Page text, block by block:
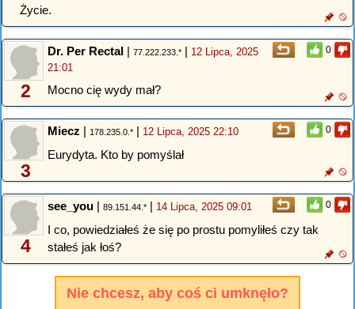
Życie.
0
2
Dr. Per Rectal | 77.222.233.* | 12 Lipca, 2025
21:01
Mocno cię wydy mał?
0
3
Miecz | 178.235.0.* | 12 Lipca, 2025 22:10
Eurydyta. Kto by pomyślał
0
4
see_you | 89.151.44.* | 14 Lipca, 2025 09:01
I co, powiedziałeś że się po prostu pomyliłeś czy tak
stałeś jak łoś?
Nie chcesz, aby coś ci umknęło?